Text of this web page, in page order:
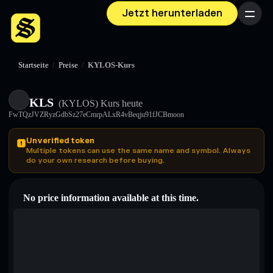
Jetzt herunterladen Menü
Startseite / Preise / KYLOS-Kurs
KLS (KYLOS) Kurs heute
FwTQzJVZRyzGdbSz27eCmrpALxR4vBeqju91fJCBmoon
Unverified token
Multiple tokens can use the same name and symbol. Always
do your own research before buying.
No price information available at this time.